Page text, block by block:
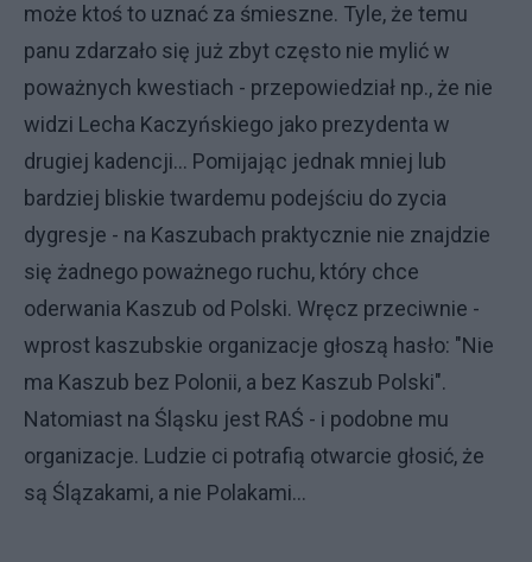
może ktoś to uznać za śmieszne. Tyle, że temu
panu zdarzało się już zbyt często nie mylić w
poważnych kwestiach - przepowiedział np., że nie
widzi Lecha Kaczyńskiego jako prezydenta w
drugiej kadencji... Pomijając jednak mniej lub
bardziej bliskie twardemu podejściu do zycia
dygresje - na Kaszubach praktycznie nie znajdzie
się żadnego poważnego ruchu, który chce
oderwania Kaszub od Polski. Wręcz przeciwnie -
wprost kaszubskie organizacje głoszą hasło: "Nie
ma Kaszub bez Polonii, a bez Kaszub Polski".
Natomiast na Śląsku jest RAŚ - i podobne mu
organizacje. Ludzie ci potrafią otwarcie głosić, że
są Ślązakami, a nie Polakami...